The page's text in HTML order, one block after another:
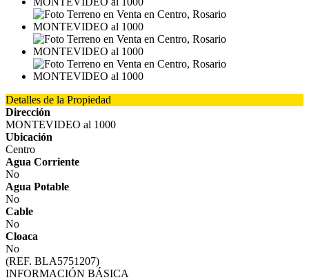
Detalles de la Propiedad
Dirección
MONTEVIDEO al 1000
Ubicación
Centro
Agua Corriente
No
Agua Potable
No
Cable
No
Cloaca
No
(REF. BLA5751207)
INFORMACIÓN BÁSICA